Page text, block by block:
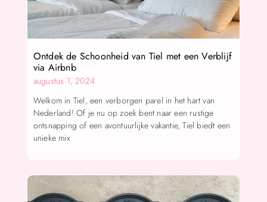
Ontdek de Schoonheid van Tiel met een Verblijf
via Airbnb
augustus 1, 2024
Welkom in Tiel, een verborgen parel in het hart van
Nederland! Of je nu op zoek bent naar een rustige
ontsnapping of een avontuurlijke vakantie, Tiel biedt een
unieke mix